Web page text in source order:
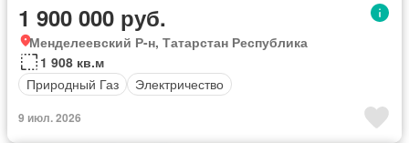
1 900 000 руб.
Менделеевский Р-н, Татарстан Республика
1 908 кв.м
Природный Газ
Электричество
9 июл. 2026